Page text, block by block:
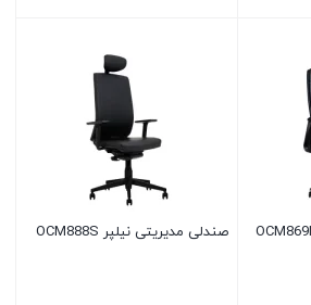
صندلی مدیریتی نیلپر OCM888S